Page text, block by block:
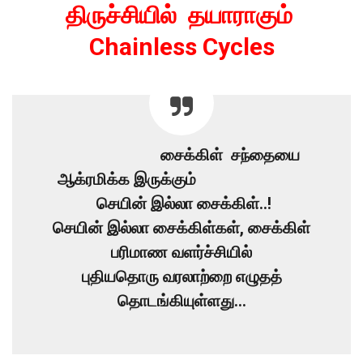
திருச்சியில் தயாராகும்
Chainless Cycles
சைக்கிள் சந்தையை
ஆக்ரமிக்க இருக்கும்
செயின் இல்லா சைக்கிள்..!
செயின் இல்லா சைக்கிள்கள், சைக்கிள்
பரிமாண வளர்ச்சியில்
புதியதொரு வரலாற்றை எழுதத்
தொடங்கியுள்ளது…